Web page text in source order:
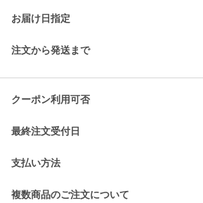
お届け日指定
注文から発送まで
クーポン利用可否
最終注文受付日
支払い方法
複数商品のご注文について